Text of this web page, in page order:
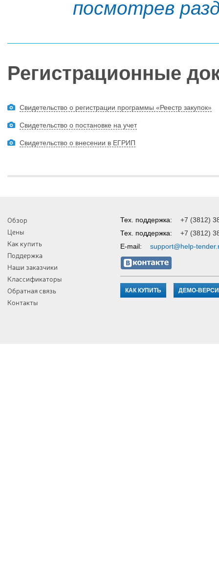
посмотрев
Регистрационные
Свидетельство о регистрации программы «Реестр закупок»
Свидетельство о постановке на учет
Свидетельство о внесении в ЕГРИП
Обзор
Цены
Как купить
Поддержка
Наши заказчики
Классификаторы
Обратная связь
Контакты
Тех. поддержка:
+7 (3812)
Тех. поддержка:
+7 (3812)
E-mail:
support@help-
КАК КУПИТЬ ДЕМО-